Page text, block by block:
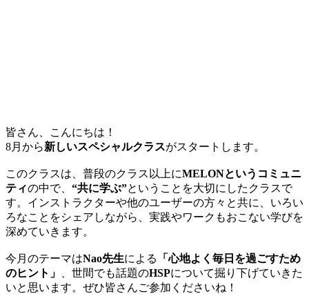
皆さん、こんにちは！
8月から新しいスペシャルクラスがスタートします。
このクラスは、普段のクラス以上にMELONというコミュニ
ティの中で、 “共に学ぶ”ということを大切にしたクラスで
す。インストラクターや他のユーザーの方々と共に、いろい
ろなことをシェアしながら、実践やワークもおこない学びを
深めていきます。
今月のテーマはNao先生による
「心地よく毎日を過ごすため
のヒント」
、世間でも話題のHSPについて掘り下げていきた
いと思います。ぜひ皆さんご参加くださいね！